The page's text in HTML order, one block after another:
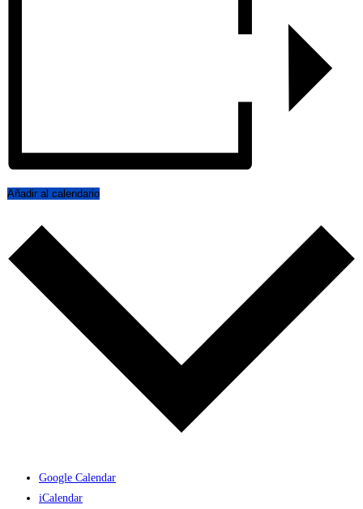
Añadir al calendario
Google Calendar
iCalendar